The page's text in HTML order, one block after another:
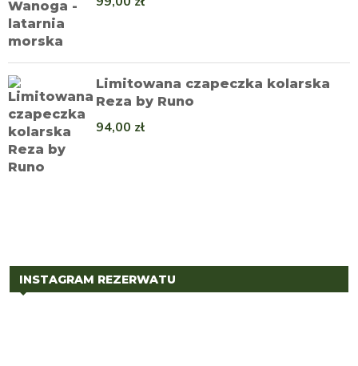
Limitowana czapeczka kolarska
Reza by Runo
94,00 zł
INSTAGRAM REZERWATU